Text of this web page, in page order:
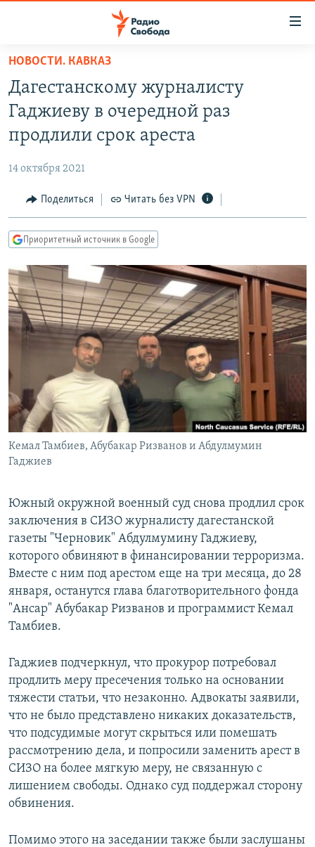
упрощенного
доступа
Вернуться
основному
Вернутся
Вернутся
поиску
ПОДКАСТЫ
АВТОРСКИЕ ПРОЕКТЫ
МНЕНИЯ
КУЛЬТУРА
КАВКАЗ.РЕАЛИИ
СЕВЕР.РЕАЛИИ
СИБИРЬ.РЕАЛИИ
РАСПИСАНИЕ ВЕЩАНИЯ
ПОДПИШИТЕСЬ НА РАССЫЛКУ
СОЦИАЛЬНЫЕ СЕТИ
НОВОСТИ. КАВКАЗ
Дагестанскому журналисту
Гаджиеву в очередной раз
продлили срок ареста
14 октября 2021
Поделиться Читать без VPN
Приоритетный источник в Google
Кемал Тамбиев, Абубакар Ризванов и Абдулмумин
Гаджиев
Южный окружной военный суд снова продлил срок
заключения в СИЗО журналисту дагестанской
газеты "Черновик" Абдулмумину Гаджиеву,
которого обвиняют в финансировании терроризма.
Вместе с ним под арестом еще на три месяца, до 28
января, останутся глава благотворительного фонда
"Ансар" Абубакар Ризванов и программист Кемал
Тамбиев.
Гаджиев подчеркнул, что прокурор потребовал
продлить меру пресечения только на основании
тяжести статьи, что незаконно. Адвокаты заявили,
что не было представлено никаких доказательств,
что подсудимые могут скрыться или помешать
рассмотрению дела, и попросили заменить арест в
СИЗО на более мягкую меру, не связанную с
лишением свободы. Однако суд поддержал сторону
обвинения.
Помимо этого на заседании также были заслушаны